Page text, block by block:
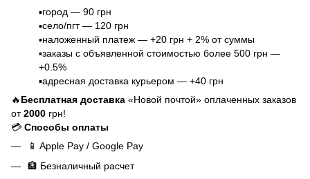
▪️город — 90 грн
▪️село/пгт — 120 грн
▪️наложенный платеж — +20 грн + 2% от суммы
▪️заказы с объявленной стоимостью более 500 грн —
+0.5%
▪️адресная доставка курьером — +40 грн
🔥Бесплатная доставка «Новой почтой» оплаченных заказов
от2000 грн!
💳 Способы оплаты
📱 Apple Pay / Google Pay
🏦 Безналичный расчет